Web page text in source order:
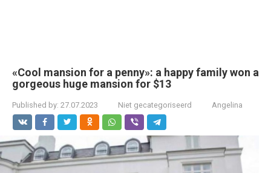
«Cool mansion for a penny»: a happy family won a
gorgeous huge mansion for $13
Published by: 27.07.2023 Niet gecategoriseerd Angelina